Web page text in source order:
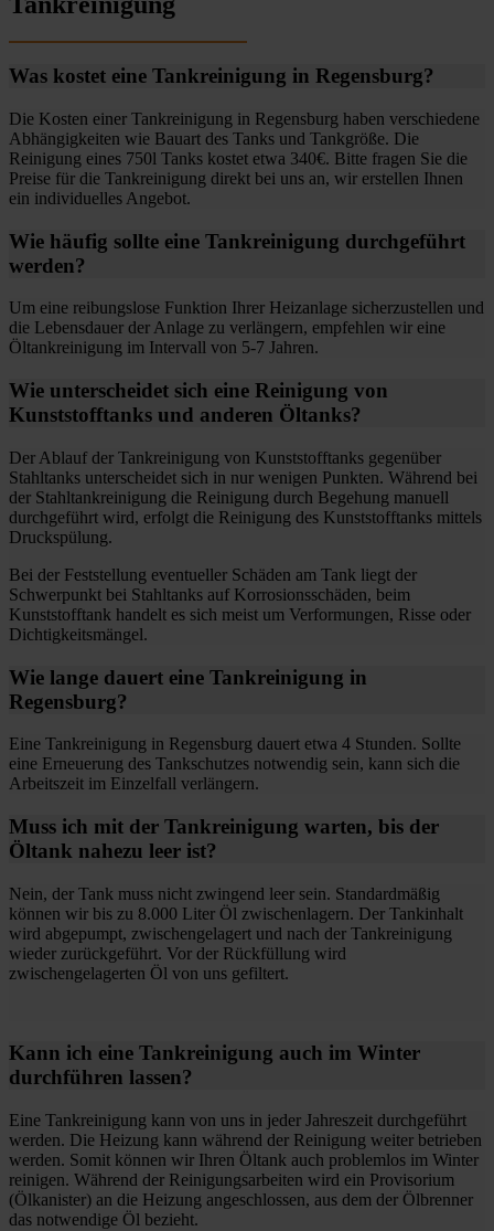
Was kostet eine Tankreinigung in Regensburg?
Die Kosten einer Tankreinigung in Regensburg haben verschiedene
Abhängigkeiten wie Bauart des Tanks und Tankgröße. Die
Reinigung eines 750l Tanks kostet etwa 340€. Bitte fragen Sie die
Preise für die Tankreinigung direkt bei uns an, wir erstellen Ihnen
ein individuelles Angebot.
Wie häufig sollte eine Tankreinigung durchgeführt
werden?
Um eine reibungslose Funktion Ihrer Heizanlage sicherzustellen und
die Lebensdauer der Anlage zu verlängern, empfehlen wir eine
Öltankreinigung im Intervall von 5-7 Jahren.
Wie unterscheidet sich eine Reinigung von
Kunststofftanks und anderen Öltanks?
Der Ablauf der Tankreinigung von Kunststofftanks gegenüber
Stahltanks unterscheidet sich in nur wenigen Punkten. Während bei
der Stahltankreinigung die Reinigung durch Begehung manuell
durchgeführt wird, erfolgt die Reinigung des Kunststofftanks mittels
Druckspülung.
Bei der Feststellung eventueller Schäden am Tank liegt der
Schwerpunkt bei Stahltanks auf Korrosionsschäden, beim
Kunststofftank handelt es sich meist um Verformungen, Risse oder
Dichtigkeitsmängel.
Wie lange dauert eine Tankreinigung in
Regensburg?
Eine Tankreinigung in Regensburg dauert etwa 4 Stunden. Sollte
eine Erneuerung des Tankschutzes notwendig sein, kann sich die
Arbeitszeit im Einzelfall verlängern.
Muss ich mit der Tankreinigung warten, bis der
Öltank nahezu leer ist?
Nein, der Tank muss nicht zwingend leer sein. Standardmäßig
können wir bis zu 8.000 Liter Öl zwischenlagern. Der Tankinhalt
wird abgepumpt, zwischengelagert und nach der Tankreinigung
wieder zurückgeführt. Vor der Rückfüllung wird
zwischengelagerten Öl von uns gefiltert.
Kann ich eine Tankreinigung auch im Winter
durchführen lassen?
Eine Tankreinigung kann von uns in jeder Jahreszeit durchgeführt
werden. Die Heizung kann während der Reinigung weiter betrieben
werden. Somit können wir Ihren Öltank auch problemlos im Winter
reinigen. Während der Reinigungsarbeiten wird ein Provisorium
(Ölkanister) an die Heizung angeschlossen, aus dem der Ölbrenner
das notwendige Öl bezieht.